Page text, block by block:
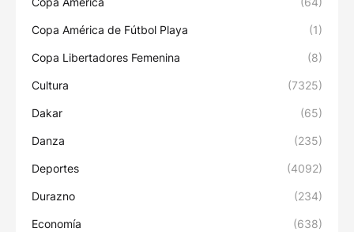
Copa América de Fútbol Playa (1)
Copa Libertadores Femenina (8)
Cultura (7325)
Dakar (65)
Danza (235)
Deportes (4092)
Durazno (234)
Economía (638)